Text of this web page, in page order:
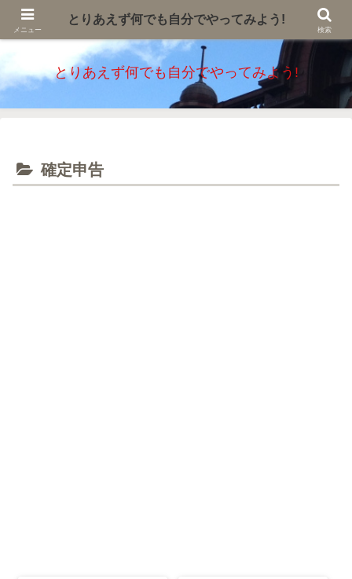
自分で簡単に出来る確定申告と不動産登記の紹介です。申告の各種様式や添付
とりあえず何でも自分でやってみよう!
確定申告
メニュー
とりあえず何でも自分でやってみよう!
検索